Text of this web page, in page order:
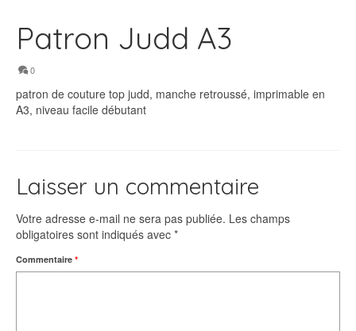
Patron Judd A3
0
patron de couture top judd, manche retroussé, imprimable en
A3, niveau facile débutant
Laisser un commentaire
Votre adresse e-mail ne sera pas publiée. Les champs
obligatoires sont indiqués avec *
Commentaire *